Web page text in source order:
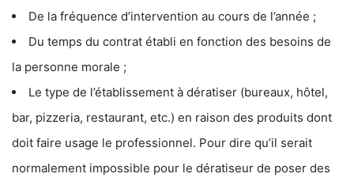
De la fréquence d’intervention au cours de l’année ;
Du temps du contrat établi en fonction des besoins de
la personne morale ;
Le type de l’établissement à dératiser (bureaux, hôtel,
bar, pizzeria, restaurant, etc.) en raison des produits dont
doit faire usage le professionnel. Pour dire qu’il serait
normalement impossible pour le dératiseur de poser des